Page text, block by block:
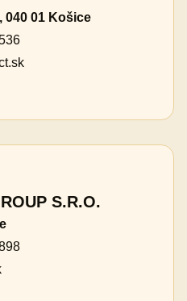
040 01 Košice
S.R.O.